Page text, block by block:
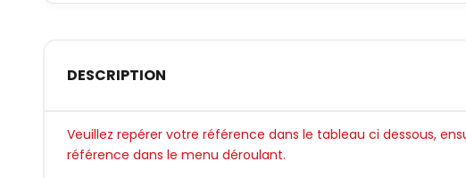
DESCRIPTION
Veuillez repérer votre référence dans le tableau ci dessous,
référence dans le menu déroulant.